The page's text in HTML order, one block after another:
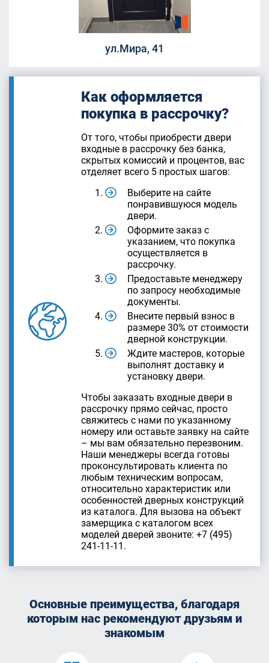
ул.Мира, 41
Как оформляется
покупка в рассрочку?
От того, чтобы приобрести двери
входные в рассрочку без банка,
скрытых комиссий и процентов, вас
отделяет всего 5 простых шагов:
Выберите на сайте
понравившуюся модель
двери.
Оформите заказ с
указанием, что покупка
осуществляется в
рассрочку.
Предоставьте менеджеру
по запросу необходимые
документы.
Внесите первый взнос в
размере 30% от стоимости
дверной конструкции.
Ждите мастеров, которые
выполнят доставку и
установку двери.
Чтобы заказать входные двери в
рассрочку прямо сейчас, просто
свяжитесь с нами по указанному
номеру или оставьте заявку на сайте
– мы вам обязательно перезвоним.
Наши менеджеры всегда готовы
проконсультировать клиента по
любым техническим вопросам,
относительно характеристик или
особенностей дверных конструкций
из каталога. Для вызова на объект
замерщика с каталогом всех
моделей дверей звоните: +7 (495)
241-11-11.
Основные преимущества, благодаря
которым нас рекомендуют друзьям и
знакомым